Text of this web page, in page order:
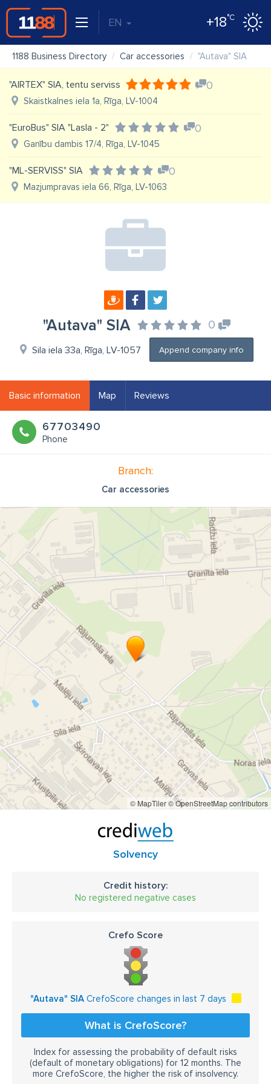
EN +18°C
1188 Business Directory Car accessories "Autava" SIA
"AIRTEX" SIA, tentu serviss 0
Skaistkalnes iela 1a, Rīga, LV-1004
"EuroBus" SIA "Lasla - 2" 0
Ganību dambis 17/4, Rīga, LV-1045
"ML-SERVISS" SIA 0
Mazjumpravas iela 66, Rīga, LV-1063
"Autava" SIA 0
Sila iela 33a, Rīga, LV-1057 Append company info
Basic information Map Reviews
67703490
Phone
Branch:
Car accessories
© MapTiler© OpenStreetMap contributors
Solvency
Credit history:
No registered negative cases
Crefo Score
"Autava" SIACrefoScore changes in last 7 days
What is CrefoScore?
Index for assessing the probability of default risks
(default of monetary obligations) for 12 months. The
more CrefoScore, the higher the risk of insolvency.